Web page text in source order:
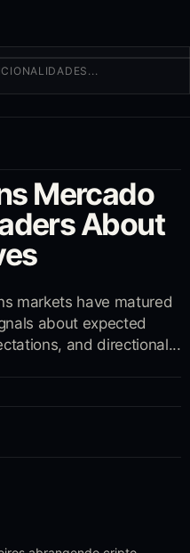
Mercado
About
markets have matured
about expected
and directional...